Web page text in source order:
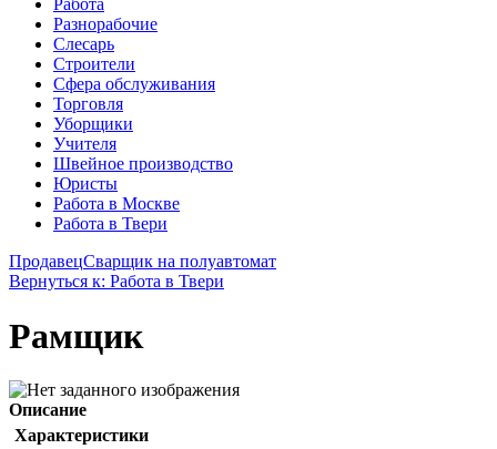
Работа
Разнорабочие
Слесарь
Строители
Сфера обслуживания
Торговля
Уборщики
Учителя
Швейное производство
Юристы
Работа в Москве
Работа в Твери
ПродавецСварщик на полуавтомат
Вернуться к: Работа в Твери
Рамщик
Описание
Характеристики